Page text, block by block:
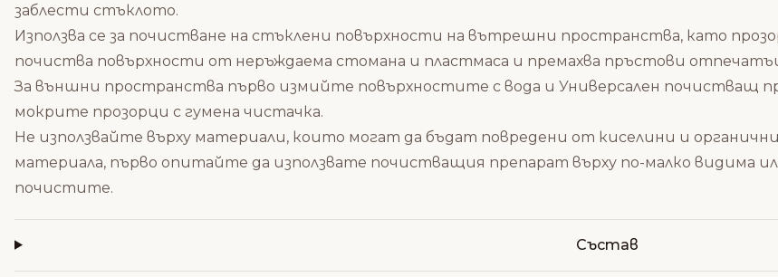
заблести стъклото.
Използва се за почистване на стъклени повърхности на вътрешни пространства, като
почиства повърхности от неръждаема стомана и пластмаса и премахва пръстови
За външни пространства първо измийте повърхностите с вода и Универсален почистващ
мокрите прозорци с гумена чистачка.
Не използвайте върху материали, които могат да бъдат повредени от киселини и
материала, първо опитайте да използвате почистващия препарат върху по-малко видима
почистите.
Състав